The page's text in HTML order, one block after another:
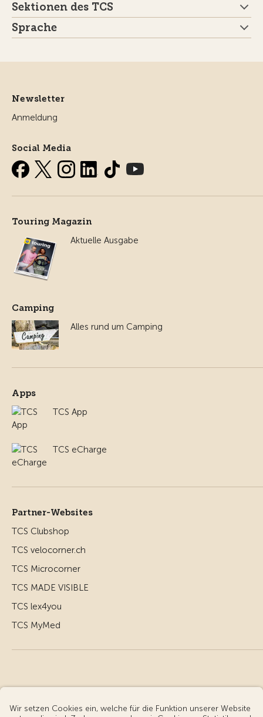
Sektionen des TCS
Sprache
Newsletter
Anmeldung
Social Media
Touring Magazin
Aktuelle Ausgabe
Camping
Alles rund um Camping
Apps
TCS App
TCS eCharge
Partner-Websites
TCS Clubshop
TCS velocorner.ch
TCS Microcorner
TCS MADE VISIBLE
TCS lex4you
TCS MyMed